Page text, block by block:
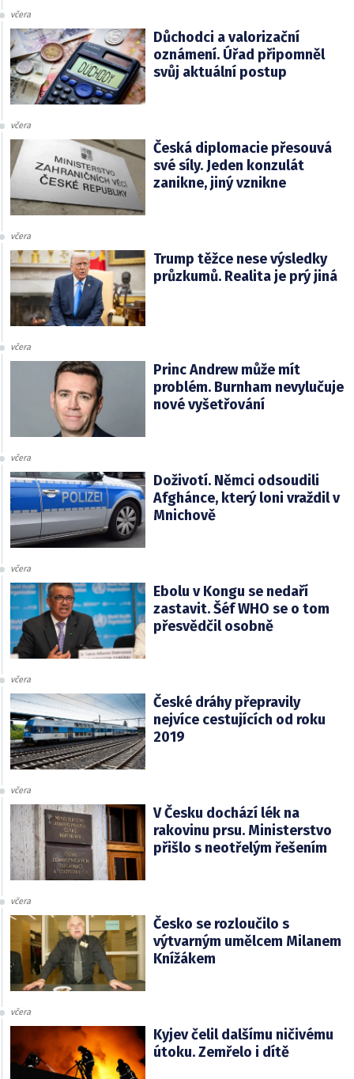
včera
Důchodci a valorizační
oznámení. Úřad připomněl
svůj aktuální postup
včera
Česká diplomacie přesouvá
své síly. Jeden konzulát
zanikne, jiný vznikne
včera
Trump těžce nese výsledky
průzkumů. Realita je prý jiná
včera
Princ Andrew může mít
problém. Burnham nevylučuje
nové vyšetřování
včera
Doživotí. Němci odsoudili
Afghánce, který loni vraždil v
Mnichově
včera
Ebolu v Kongu se nedaří
zastavit. Šéf WHO se o tom
přesvědčil osobně
včera
České dráhy přepravily
nejvíce cestujících od roku
2019
včera
V Česku dochází lék na
rakovinu prsu. Ministerstvo
přišlo s neotřelým řešením
včera
Česko se rozloučilo s
výtvarným umělcem Milanem
Knížákem
včera
Kyjev čelil dalšímu ničivému
útoku. Zemřelo i dítě